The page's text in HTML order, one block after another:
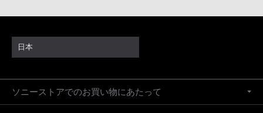
日本
ソニーストアでのお買い物にあたって